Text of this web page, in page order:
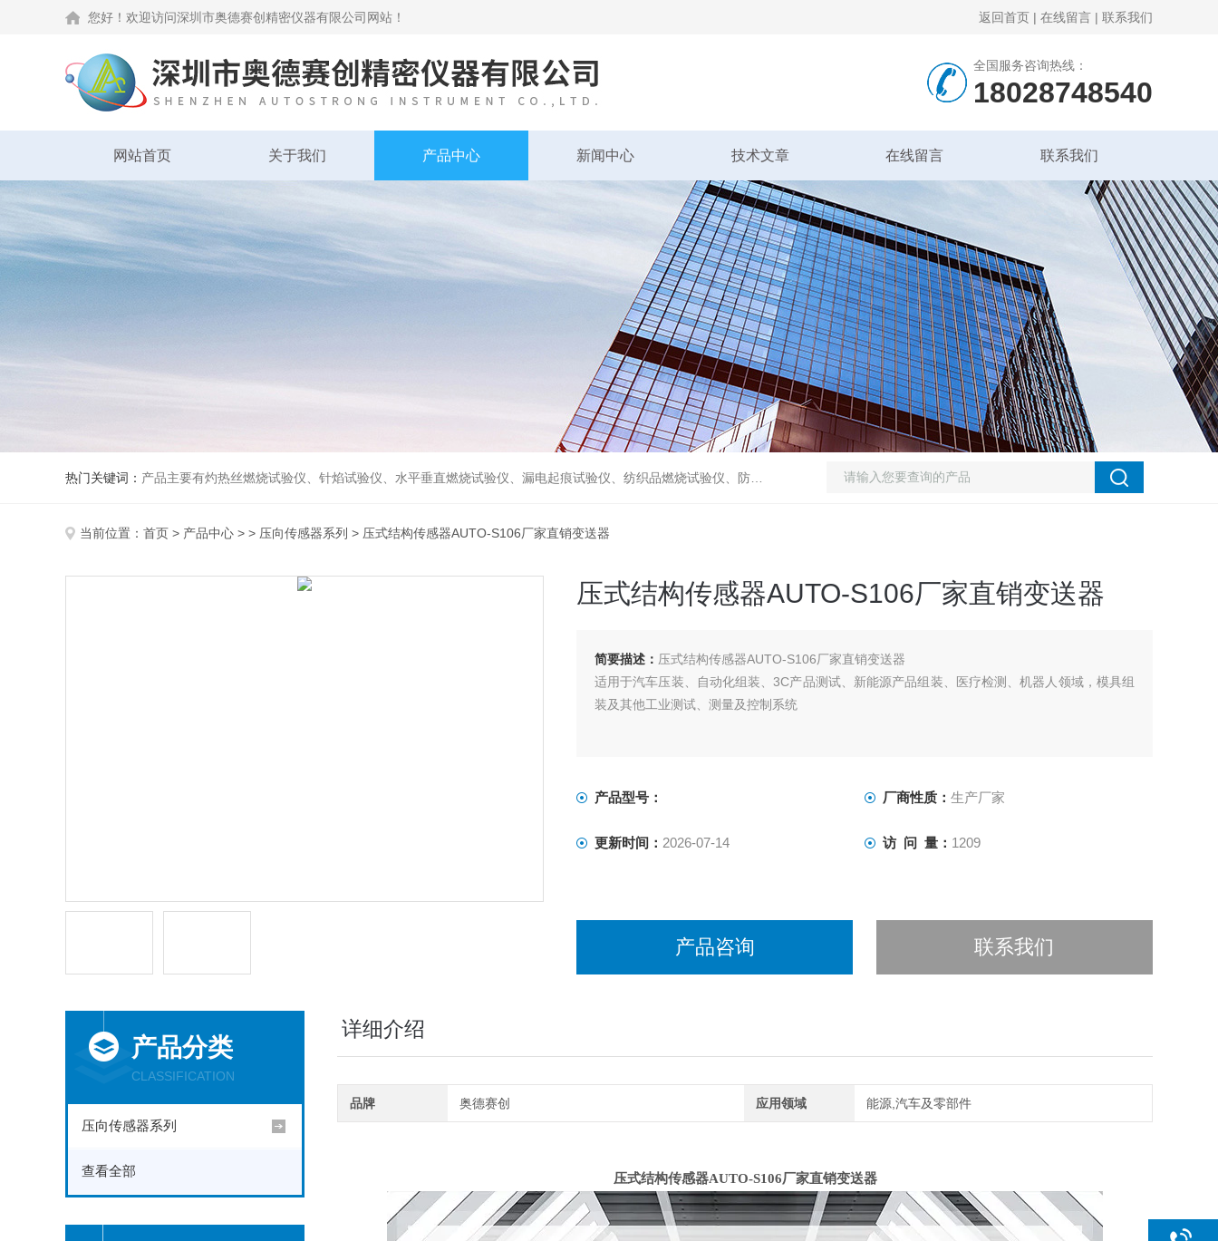
您好！欢迎访问深圳市奥德赛创精密仪器有限公司网站！ 返回首页 | 在线留言 | 联系我们
全国服务咨询热线：
18028748540
网站首页 关于我们 产品中心 新闻中心 技术文章 在线留言 联系我们
热门关键词： 产品主要有灼热丝燃烧试验仪、针焰试验仪、水平垂直燃烧试验仪、漏电起痕试验仪、纺织品燃烧试验仪、防护服热传导试验仪、熔融滴落试验仪、建筑材料燃烧性能试验仪、摩擦磨损试验仪及试验机等各类检测仪器，并代理了德国WAZAU、德国PTL、德国FISCHER、日本NMB、日本NoiseKen、美国MONROE ELECTRONICS等国际检测仪器。
当前位置： 首页 > 产品中心 > > 压向传感器系列 > 压式结构传感器AUTO-S106厂家直销变送器
压式结构传感器AUTO-S106厂家直销变送器
简要描述： 压式结构传感器AUTO-S106厂家直销变送器
适用于汽车压装、自动化组装、3C产品测试、新能源产品组装、医疗检测、机器人领域，模具组
装及其他工业测试、测量及控制系统
产品型号： 厂商性质： 生产厂家
更新时间： 2026-07-14 访 问 量： 1209
产品咨询 联系我们
产品分类
CLASSIFICATION
压向传感器系列
查看全部
详细介绍
品牌 奥德赛创 应用领域 能源,汽车及零部件
压式结构传感器AUTO-S106厂家直销变送器